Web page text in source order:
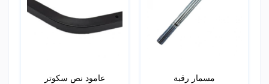
مسمار رقبة عامود نص سكوتر